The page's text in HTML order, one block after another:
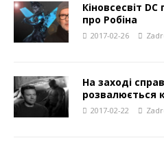
Кіновсесвіт
про Робіна
2017-02-26
На заході
розвалюється
2017-02-22